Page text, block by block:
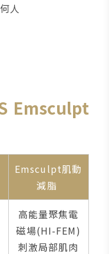
人
Emsculpt
Emsculpt肌動
減脂
高能量聚焦電
磁場(HI-FEM)
刺激局部肌肉